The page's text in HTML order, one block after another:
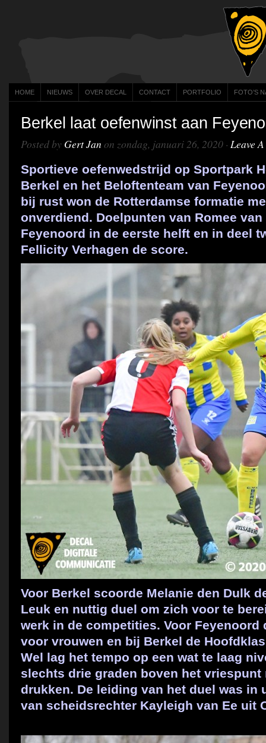
HOME NIEUWS OVER DECAL CONTACT PORTFOLIO FOTO’S
Berkel laat oefenwinst aan
Posted by Gert Jan on zondag, januari 26, 2020 · Leave
Sportieve oefenwedstrijd op Sportpark
Berkel en het Beloftenteam van
bij rust won de Rotterdamse formatie
onverdiend. Doelpunten van Romee
Feyenoord in de eerste helft en in deel
Fellicity Verhagen de score.
Voor Berkel scoorde Melanie den Dulk
Leuk en nuttig duel om zich voor te
werk in de competities. Voor
voor vrouwen en bij Berkel de
Wel lag het tempo op een wat te laag
slechts drie graden boven het
drukken. De leiding van het duel was in
van scheidsrechter Kayleigh van Ee uit